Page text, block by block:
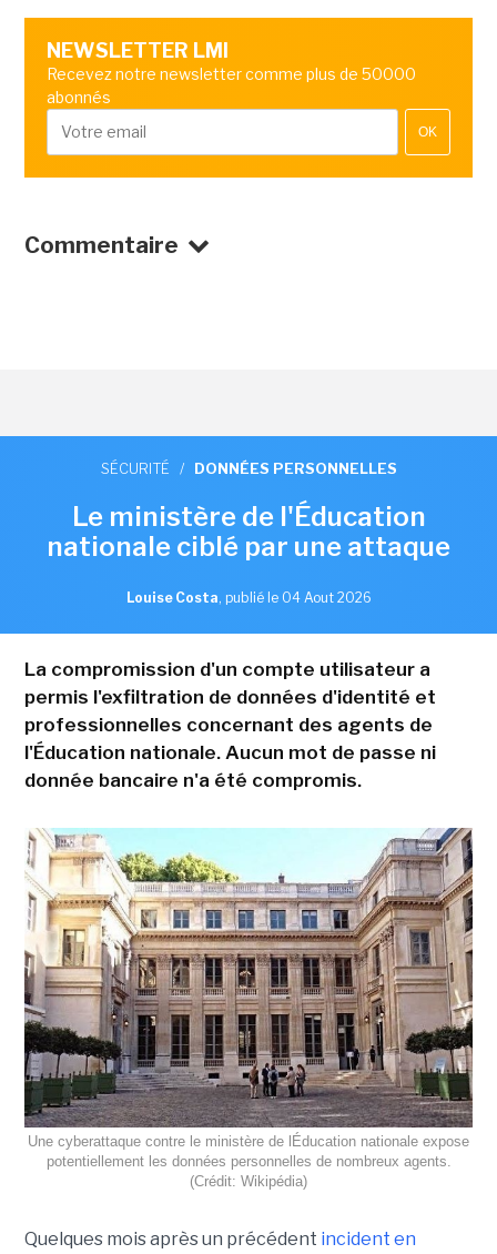
NEWSLETTER LMI
Recevez notre newsletter comme plus de 50000
abonnés
OK
Commentaire
SÉCURITÉ / DONNÉES PERSONNELLES
Le ministère de l'Éducation
nationale ciblé par une attaque
Louise Costa, publié le 04 Aout 2026
La compromission d'un compte utilisateur a
permis l'exfiltration de données d'identité et
professionnelles concernant des agents de
l'Éducation nationale. Aucun mot de passe ni
donnée bancaire n'a été compromis.
Une cyberattaque contre le ministère de lÉducation nationale expose
potentiellement les données personnelles de nombreux agents.
(Crédit: Wikipédia)
Quelques mois après un précédent incident en